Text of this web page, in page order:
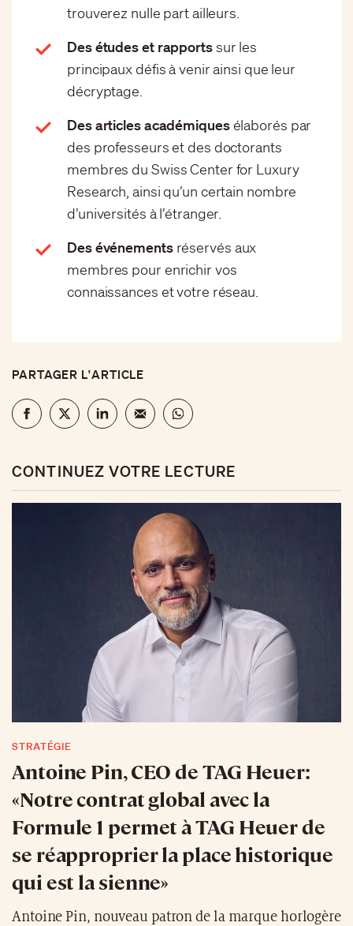
trouverez nulle part ailleurs.
Des études et rapportssur les
principaux défis à venir ainsi que leur
décryptage.
Des articles académiquesélaborés par
des professeurs et des doctorants
membres du Swiss Center for Luxury
Research, ainsi qu’un certain nombre
d’universités à l’étranger.
Des événementsréservés aux
membres pour enrichir vos
connaissances et votre réseau.
PARTAGER L'ARTICLE
CONTINUEZ VOTRE LECTURE
STRATÉGIE
Antoine Pin, CEO de TAG Heuer:
«Notre contrat global avec la
Formule 1 permet à TAG Heuer de
se réapproprier la place historique
qui est la sienne»
Antoine Pin, nouveau patron de la marque horlogère